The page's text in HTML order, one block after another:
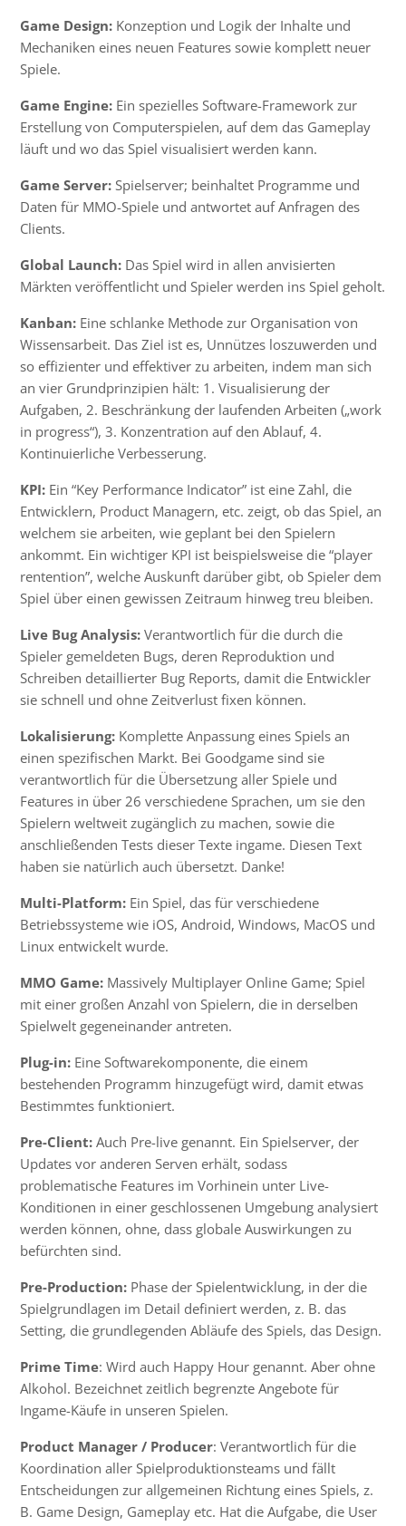
Game Design: Konzeption und Logik der Inhalte und
Mechaniken eines neuen Features sowie komplett neuer
Spiele.
Game Engine: Ein spezielles Software-Framework zur
Erstellung von Computerspielen, auf dem das Gameplay
läuft und wo das Spiel visualisiert werden kann.
Game Server: Spielserver; beinhaltet Programme und
Daten für MMO-Spiele und antwortet auf Anfragen des
Clients.
Global Launch: Das Spiel wird in allen anvisierten
Märkten veröffentlicht und Spieler werden ins Spiel geholt.
Kanban: Eine schlanke Methode zur Organisation von
Wissensarbeit. Das Ziel ist es, Unnützes loszuwerden und
so effizienter und effektiver zu arbeiten, indem man sich
an vier Grundprinzipien hält: 1. Visualisierung der
Aufgaben, 2. Beschränkung der laufenden Arbeiten („work
in progress“), 3. Konzentration auf den Ablauf, 4.
Kontinuierliche Verbesserung.
KPI: Ein “Key Performance Indicator” ist eine Zahl, die
Entwicklern, Product Managern, etc. zeigt, ob das Spiel, an
welchem sie arbeiten, wie geplant bei den Spielern
ankommt. Ein wichtiger KPI ist beispielsweise die “player
rentention”, welche Auskunft darüber gibt, ob Spieler dem
Spiel über einen gewissen Zeitraum hinweg treu bleiben.
Live Bug Analysis: Verantwortlich für die durch die
Spieler gemeldeten Bugs, deren Reproduktion und
Schreiben detaillierter Bug Reports, damit die Entwickler
sie schnell und ohne Zeitverlust fixen können.
Lokalisierung: Komplette Anpassung eines Spiels an
einen spezifischen Markt. Bei Goodgame sind sie
verantwortlich für die Übersetzung aller Spiele und
Features in über 26 verschiedene Sprachen, um sie den
Spielern weltweit zugänglich zu machen, sowie die
anschließenden Tests dieser Texte ingame. Diesen Text
haben sie natürlich auch übersetzt. Danke!
Multi-Platform: Ein Spiel, das für verschiedene
Betriebssysteme wie iOS, Android, Windows, MacOS und
Linux entwickelt wurde.
MMO Game: Massively Multiplayer Online Game; Spiel
mit einer großen Anzahl von Spielern, die in derselben
Spielwelt gegeneinander antreten.
Plug-in: Eine Softwarekomponente, die einem
bestehenden Programm hinzugefügt wird, damit etwas
Bestimmtes funktioniert.
Pre-Client: Auch Pre-live genannt. Ein Spielserver, der
Updates vor anderen Serven erhält, sodass
problematische Features im Vorhinein unter Live-
Konditionen in einer geschlossenen Umgebung analysiert
werden können, ohne, dass globale Auswirkungen zu
befürchten sind.
Pre-Production: Phase der Spielentwicklung, in der die
Spielgrundlagen im Detail definiert werden, z. B. das
Setting, die grundlegenden Abläufe des Spiels, das Design.
Prime Time: Wird auch Happy Hour genannt. Aber ohne
Alkohol. Bezeichnet zeitlich begrenzte Angebote für
Ingame-Käufe in unseren Spielen.
Product Manager / Producer: Verantwortlich für die
Koordination aller Spielproduktionsteams und fällt
Entscheidungen zur allgemeinen Richtung eines Spiels, z.
B. Game Design, Gameplay etc. Hat die Aufgabe, die User